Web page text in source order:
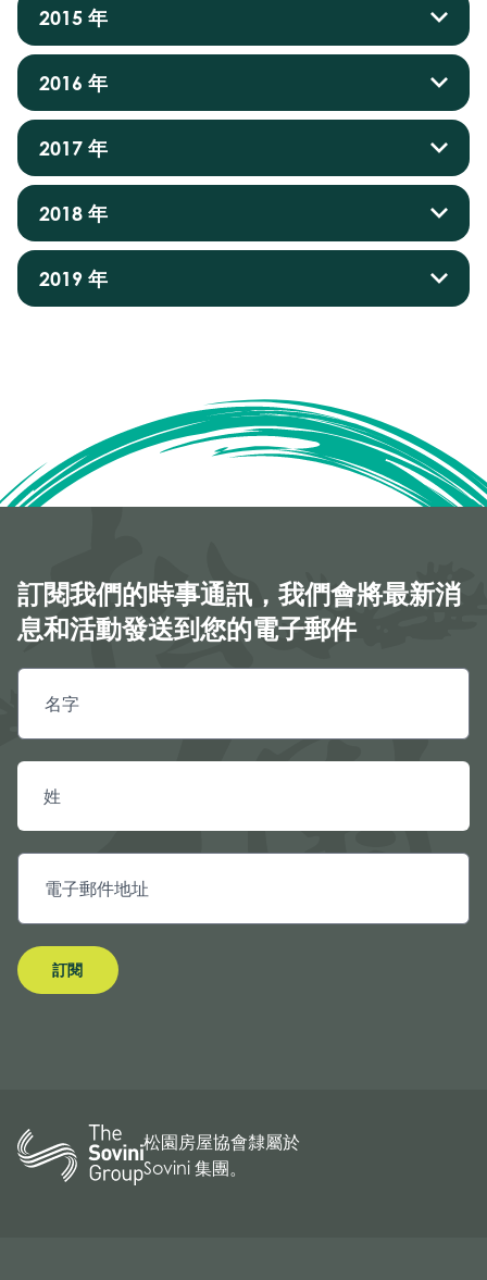
2015 年
2016 年
2017 年
2018 年
2019 年
訂閱我們的時事通訊，我們會將最新消
息和活動發送到您的電子郵件
訂閱
松園房屋協會隸屬於
Sovini 集團。